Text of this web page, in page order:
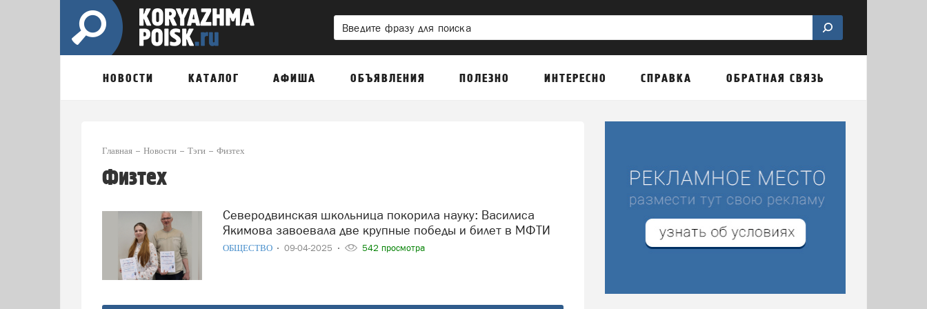
НОВОСТИ КАТАЛОГ АФИША ОБЪЯВЛЕНИЯ ПОЛЕЗНО ИНТЕРЕСНО СПРАВКА ОБРАТНАЯ СВЯЗЬ
Главная Новости Тэги Физтех
Физтех
Северодвинская школьница покорила науку: Василиса
Якимова завоевала две крупные победы и билет в МФТИ
ОБЩЕСТВО 09-04-2025 542 просмотра